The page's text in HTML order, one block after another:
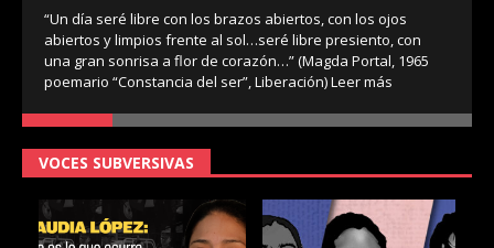
“Un día seré libre con los brazos abiertos, con los ojos
abiertos y limpios frente al sol…seré libre presiento, con
una gran sonrisa a flor de corazón…” (Magda Portal, 1965
poemario “Constancia del ser”, Liberación)Leer más
VOCES SUBVERSIVAS